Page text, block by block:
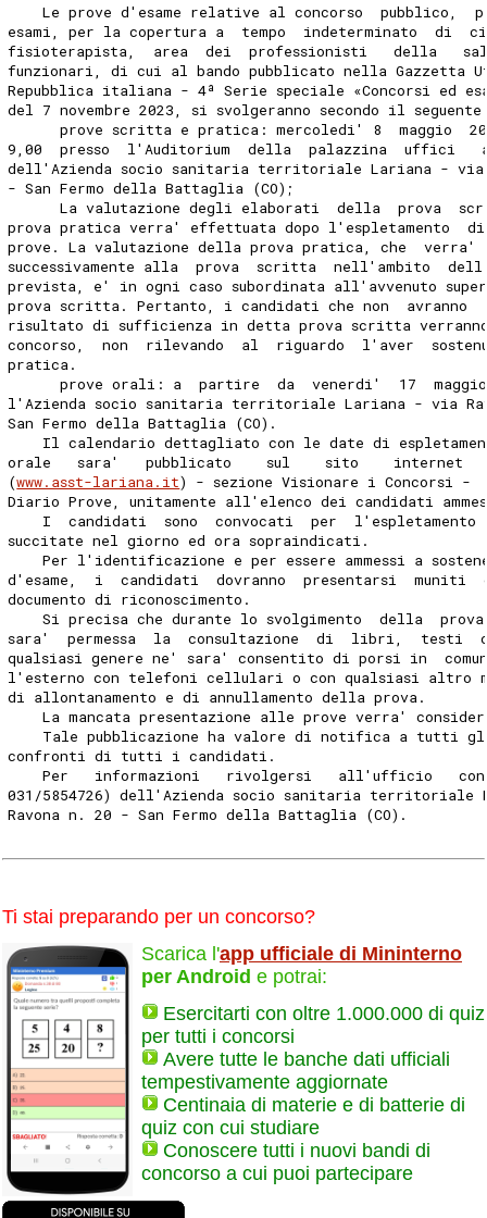
Le prove d'esame relative al concorso  pubblico,
esami, per la copertura a  tempo  indeterminato  di
fisioterapista,  area  dei  professionisti   della
funzionari, di cui al bando pubblicato nella Gazzetta
Repubblica italiana - 4ª Serie speciale «Concorsi ed
del 7 novembre 2023, si svolgeranno secondo il
prove scritta e pratica: mercoledi' 8  maggio
9,00  presso  l'Auditorium  della  palazzina  uffici
dell'Azienda socio sanitaria territoriale Lariana - via
- San Fermo della Battaglia (CO);
La valutazione degli elaborati  della  prova
prova pratica verra' effettuata dopo l'espletamento
prove. La valutazione della prova pratica, che  verra'
successivamente alla  prova  scritta  nell'ambito
prevista, e' in ogni caso subordinata all'avvenuto
prova scritta. Pertanto, i candidati che non  avranno
risultato di sufficienza in detta prova scritta
concorso,  non  rilevando  al  riguardo  l'aver
pratica.
prove orali: a  partire  da  venerdi'  17
l'Azienda socio sanitaria territoriale Lariana - via
San Fermo della Battaglia (CO).
Il calendario dettagliato con le date di
orale   sara'   pubblicato    sul    sito    internet
(www.asst-lariana.it) - sezione Visionare i Concorsi -
Diario Prove, unitamente all'elenco dei candidati
I  candidati  sono  convocati  per  l'espletamento
succitate nel giorno ed ora sopraindicati.
Per l'identificazione e per essere ammessi a
d'esame,  i  candidati  dovranno  presentarsi  muniti
documento di riconoscimento.
Si precisa che durante lo svolgimento  della
sara'  permessa  la  consultazione  di  libri,  testi
qualsiasi genere ne' sara' consentito di porsi in
l'esterno con telefoni cellulari o con qualsiasi altro
di allontanamento e di annullamento della prova.
La mancata presentazione alle prove verra'
Tale pubblicazione ha valore di notifica a tutti
confronti di tutti i candidati.
Per   informazioni   rivolgersi   all'ufficio
031/5854726) dell'Azienda socio sanitaria
Ravona n. 20 - San Fermo della Battaglia (CO).
Ti stai preparando per un concorso?
Scarica l'app ufficiale di Mininterno
per Android e potrai:
Esercitarti con oltre 1.000.000 di quiz
per tutti i concorsi
Avere tutte le banche dati ufficiali
tempestivamente aggiornate
Centinaia di materie e di batterie di
quiz con cui studiare
Conoscere tutti i nuovi bandi di
concorso a cui puoi partecipare